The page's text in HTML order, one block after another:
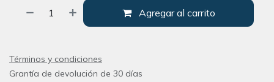
Agregar al carrito
Términos y condiciones
Grantía de devolución de 30 días